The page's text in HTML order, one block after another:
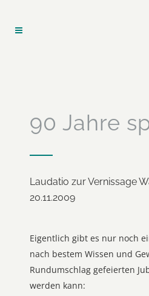
90 Jahre
Laudatio zur Vernissage
20.11.2009
Eigentlich gibt es nur noch
nach bestem Wissen und
Rundumschlag gefeierten
werden kann: